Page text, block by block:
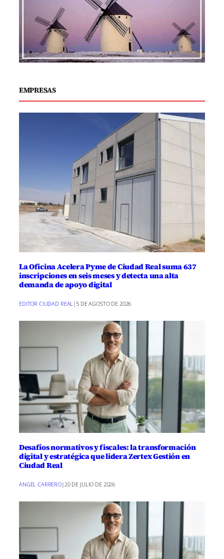
EMPRESAS
La Oficina Acelera Pyme de Ciudad Real suma 637
inscripciones en seis meses y detecta una alta
demanda de apoyo digital
EDITOR CIUDAD REAL|5 DE AGOSTO DE 2026
Desafíos normativos y fiscales: la transformación
digital y estratégica que lidera Zertex Gestión en
Ciudad Real
ANGEL CARRERO| 20 DE JULIO DE 2026